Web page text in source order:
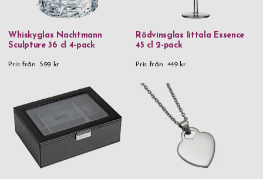
Whiskyglas Nachtmann
Sculpture 36 cl 4-pack
Pris från 599 kr
Rödvinsglas Iittala Essence
45 cl 2-pack
Pris från 449 kr